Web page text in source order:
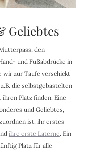
Geliebtes
den
und Fußabdrücke in
wir zur Taufe verschickt
die selbstgebastelten
Platz finden. Eine
und Geliebtes,
ist: ihr erstes
ihre erste Laterne. Ein
Platz für alle